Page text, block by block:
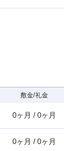
敷金/礼金
0ヶ月 / 0ヶ月
0ヶ月 / 0ヶ月